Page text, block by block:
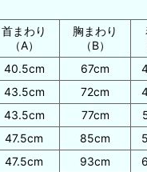
首まわり
（A）
胸まわり
（B）
40.5cm 67cm
43.5cm 72cm
43.5cm 77cm
47.5cm 85cm
47.5cm 93cm